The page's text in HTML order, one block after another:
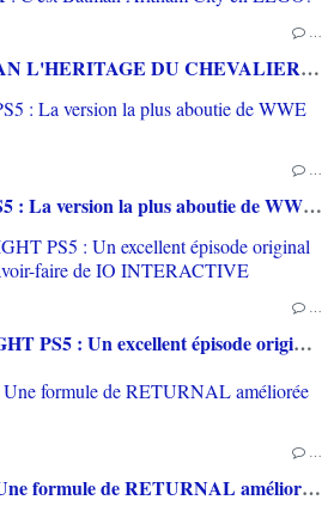
[TEST] LEGO BATMAN L'HERITAGE DU CHEVALIER NOIR XBOX SERIES X : C'est Batman Arkham City en LEGO!
[TEST] WWE 2K26 PS5 : La version la plus aboutie de WWE 2K depuis la pause
[TEST] 007 FIRST LIGHT PS5 : Un excellent épisode original de James Bond avec le savoir-faire de IO INTERACTIVE
[TEST] SAROS PS5 : Une formule de RETURNAL améliorée et interessante